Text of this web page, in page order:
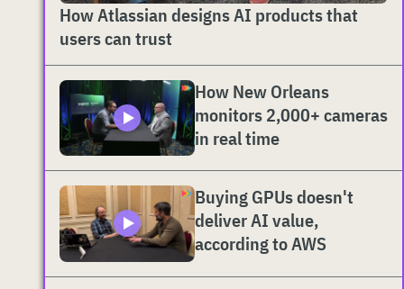
How Atlassian designs AI products that
users can trust
How New Orleans
monitors 2,000+ cameras
in real time
Buying GPUs doesn't
deliver AI value,
according to AWS